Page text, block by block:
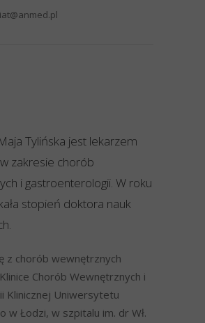
Tylińska jest lekarzem
zakresie chorób
i gastroenterologii. W roku
stopień doktora nauk
z chorób wewnętrznych
Chorób Wewnętrznych i
Klinicznej Uniwersytetu
w Łodzi, w szpitalu im. dr Wł.